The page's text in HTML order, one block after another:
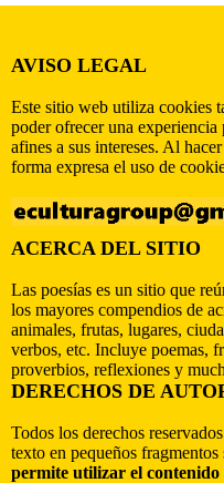
AVISO LEGAL
Este sitio web utiliza cookies
poder ofrecer una
afines a sus intereses. Al
forma expresa el uso de
ACERCA DEL SITIO
Las poesías es un sitio que
los mayores compendios de
animales, frutas, lugares,
verbos, etc. Incluye poemas,
proverbios, reflexiones y
DERECHOS DE
Todos los derechos
texto en pequeños
permite utilizar el